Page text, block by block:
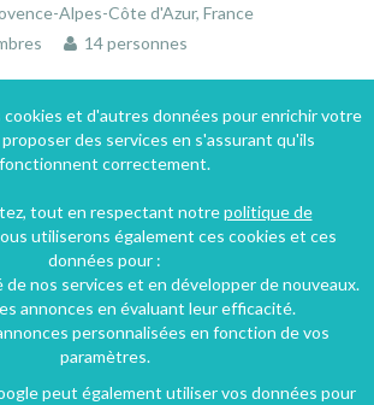
Alpes-Côte d'Azur, France
14 personnes
et d'autres données pour enrichir votre
des services en s'assurant qu'ils
fonctionnent correctement.
tout en respectant notrepolitique de
utiliserons également ces cookies et ces
données pour :
de nos services et en développer de nouveaux.
annonces en évaluant leur efficacité.
personnalisées en fonction de vos
paramètres.
peut également utiliser vos données pour